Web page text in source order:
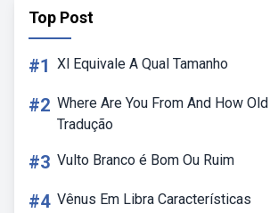
Top Post
#1 Xl Equivale A Qual Tamanho
#2 Where Are You From And How
Tradução
#3 Vulto Branco é Bom Ou Ruim
#4 Vênus Em Libra Características